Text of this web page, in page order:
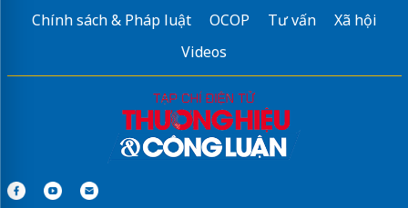
Chính sách & Pháp luật
OCOP Tư vấn
Xã hội
Videos